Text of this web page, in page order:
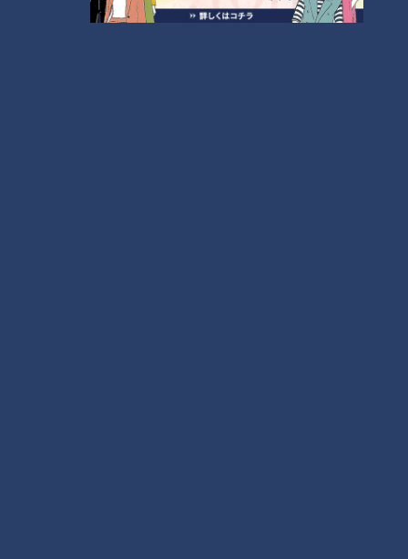
半分かかっているボタンが何十個もある